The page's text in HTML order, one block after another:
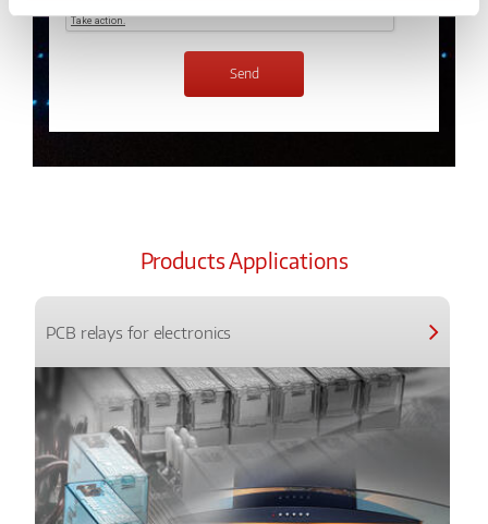
Products Applications
PCB relays for electronics